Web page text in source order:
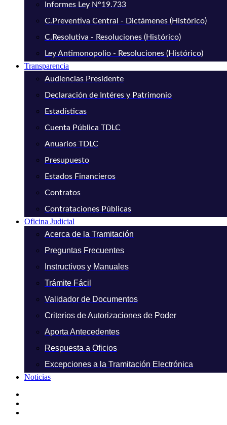
Informes Ley N°19.733
C.Preventiva Central - Dictámenes (Histórico)
C.Resolutiva - Resoluciones (Histórico)
Ley Antimonopolio - Resoluciones (Histórico)
Transparencia
Audiencias Presidente
Declaración de Intéres y Patrimonio
Estadísticas
Cuenta Pública TDLC
Anuarios TDLC
Presupuesto
Estados Financieros
Contratos
Contrataciones Públicas
Oficina Judicial
Acerca de la Tramitación
Preguntas Frecuentes
Instructivos y Manuales
Trámite Fácil
Validador de Documentos
Criterios de Autorizaciones de Poder
Aporta Antecedentes
Respuesta a Oficios
Excepciones a la Tramitación Electrónica
Noticias